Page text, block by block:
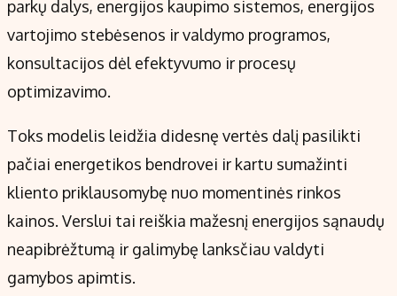
parkų dalys, energijos kaupimo sistemos, energijos
vartojimo stebėsenos ir valdymo programos,
konsultacijos dėl efektyvumo ir procesų
optimizavimo.
Toks modelis leidžia didesnę vertės dalį pasilikti
pačiai energetikos bendrovei ir kartu sumažinti
kliento priklausomybę nuo momentinės rinkos
kainos. Verslui tai reiškia mažesnį energijos sąnaudų
neapibrėžtumą ir galimybę lanksčiau valdyti
gamybos apimtis.